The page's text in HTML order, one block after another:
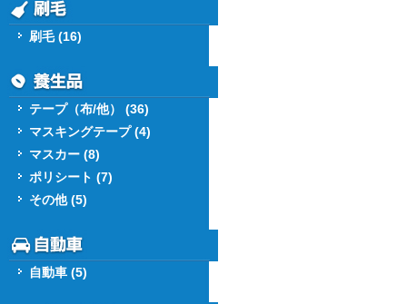
刷毛 (16)
テープ（布/他） (36)
マスキングテープ (4)
マスカー (8)
ポリシート (7)
その他 (5)
自動車 (5)